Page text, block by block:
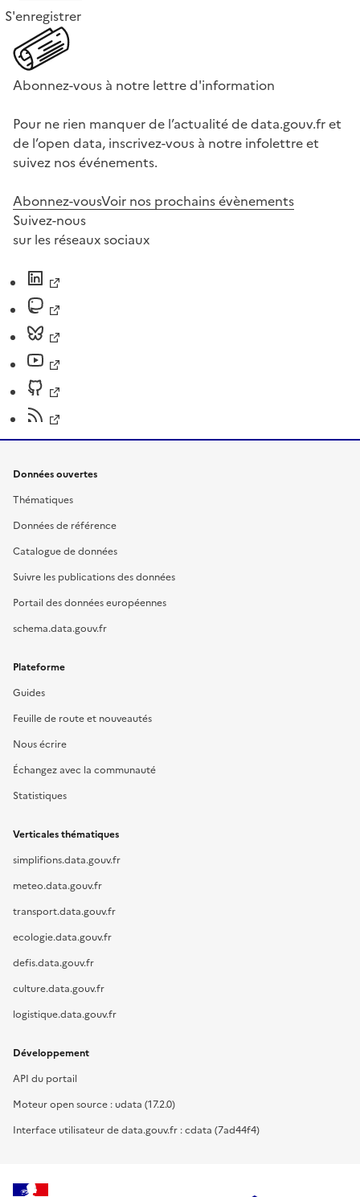
S'enregistrer
Abonnez-vous à notre lettre d'information
Pour ne rien manquer de l’actualité de data.gouv.fr et
de l’open data, inscrivez-vous à notre infolettre et
suivez nos événements.
Abonnez-vousVoir nos prochains évènements
Suivez-nous
sur les réseaux sociaux
Données ouvertes
Thématiques
Données de référence
Catalogue de données
Suivre les publications des données
Portail des données européennes
schema.data.gouv.fr
Plateforme
Guides
Feuille de route et nouveautés
Nous écrire
Échangez avec la communauté
Statistiques
Verticales thématiques
simplifions.data.gouv.fr
meteo.data.gouv.fr
transport.data.gouv.fr
ecologie.data.gouv.fr
defis.data.gouv.fr
culture.data.gouv.fr
logistique.data.gouv.fr
Développement
API du portail
Moteur open source : udata (17.2.0)
Interface utilisateur de data.gouv.fr : cdata (7ad44f4)